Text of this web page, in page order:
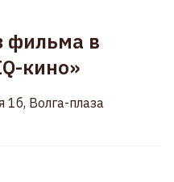
фильма в
кино»
1б, Волга-плаза